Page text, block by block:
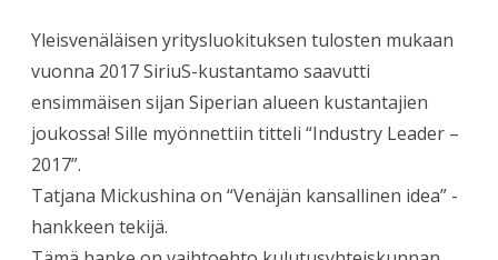
Yleisvenäläisen yritysluokituksen tulosten mukaan
vuonna 2017 SiriuS-kustantamo saavutti
ensimmäisen sijan Siperian alueen kustantajien
joukossa! Sille myönnettiin titteli “Industry Leader –
2017”.
Tatjana Mickushina on “Venäjän kansallinen idea” -
hankkeen tekijä.